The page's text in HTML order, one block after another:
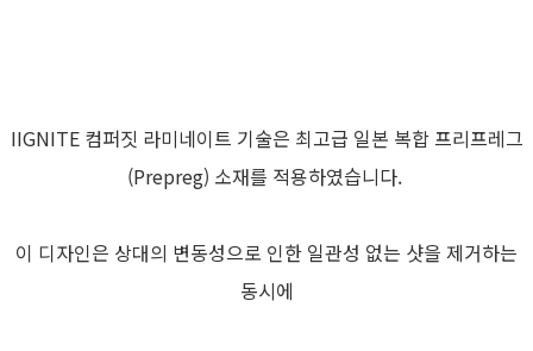
IIGNITE 컴퍼짓 라미네이트 기술은 최고급 일본 복합 프리프레그
(Prepreg) 소재를 적용하였습니다.
이 디자인은 상대의 변동성으로 인한 일관성 없는 샷을 제거하는
동시에